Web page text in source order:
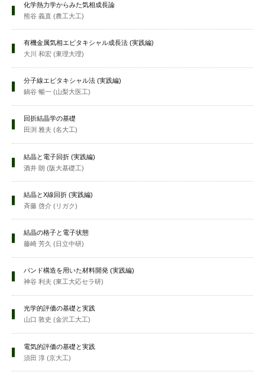
化学熱力学からみた気相成長論
熊谷 義直 (農工大工)
有機金属気相エピタキシャル成長法 (実践編)
大川 和宏 (東理大理)
分子線エピタキシャル法 (実践編)
鍋谷 暢一 (山梨大医工)
回折結晶学の基礎
田渕 雅夫 (名大工)
結晶と電子回折 (実践編)
酒井 朗 (阪大基礎工)
結晶とX線回折 (実践編)
斉藤 啓介 (リガク)
結晶の格子と電子状態
藤崎 芳久 (日立中研)
バンド構造を用いた材料開発 (実践編)
神谷 利夫 (東工大応セラ研)
光学的評価の基礎と実践
山口 敦史 (金沢工大工)
電気的評価の基礎と実践
須田 淳 (京大工)